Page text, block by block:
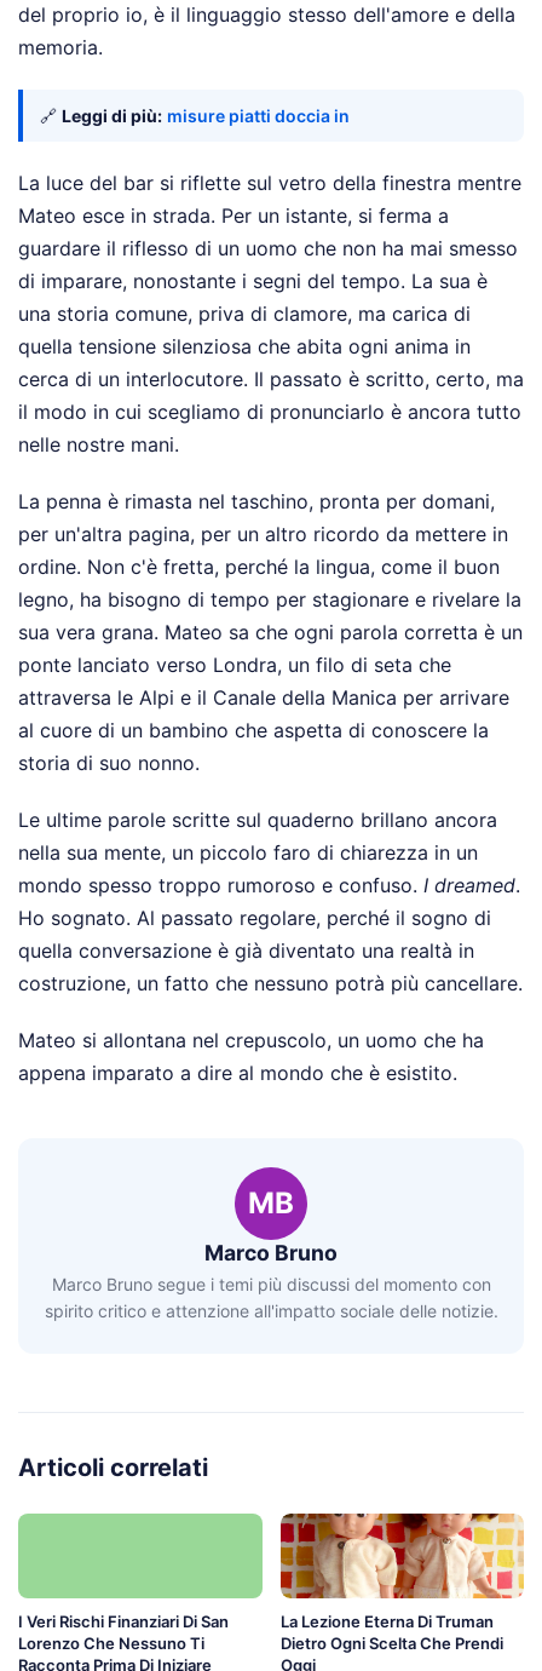
del proprio io, è il linguaggio stesso dell'amore e della
memoria.
🔗 Leggi di più: misure piatti doccia in
La luce del bar si riflette sul vetro della finestra mentre
Mateo esce in strada. Per un istante, si ferma a
guardare il riflesso di un uomo che non ha mai smesso
di imparare, nonostante i segni del tempo. La sua è
una storia comune, priva di clamore, ma carica di
quella tensione silenziosa che abita ogni anima in
cerca di un interlocutore. Il passato è scritto, certo, ma
il modo in cui scegliamo di pronunciarlo è ancora tutto
nelle nostre mani.
La penna è rimasta nel taschino, pronta per domani,
per un'altra pagina, per un altro ricordo da mettere in
ordine. Non c'è fretta, perché la lingua, come il buon
legno, ha bisogno di tempo per stagionare e rivelare la
sua vera grana. Mateo sa che ogni parola corretta è un
ponte lanciato verso Londra, un filo di seta che
attraversa le Alpi e il Canale della Manica per arrivare
al cuore di un bambino che aspetta di conoscere la
storia di suo nonno.
Le ultime parole scritte sul quaderno brillano ancora
nella sua mente, un piccolo faro di chiarezza in un
mondo spesso troppo rumoroso e confuso. I dreamed.
Ho sognato. Al passato regolare, perché il sogno di
quella conversazione è già diventato una realtà in
costruzione, un fatto che nessuno potrà più cancellare.
Mateo si allontana nel crepuscolo, un uomo che ha
appena imparato a dire al mondo che è esistito.
MB
Marco Bruno
Marco Bruno segue i temi più discussi del momento con
spirito critico e attenzione all'impatto sociale delle notizie.
Articoli correlati
I Veri Rischi Finanziari Di San
Lorenzo Che Nessuno Ti
Racconta Prima Di Iniziare
La Lezione Eterna Di Truman
Dietro Ogni Scelta Che Prendi
Oggi